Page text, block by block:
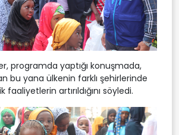
programda yaptığı konuşmada,
bu yana ülkenin farklı şehirlerinde
artırıldığını söyledi.